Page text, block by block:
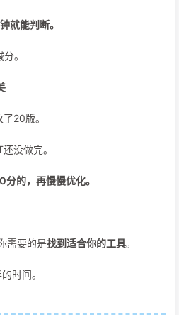
就能判断。
。
20版。
没做完。
的，再慢慢优化。
需要的是找到适合你的工具。
时间。